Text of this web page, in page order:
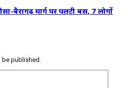
बैरागढ़ मार्ग पर पलटी बस, 7 लोगों
published.